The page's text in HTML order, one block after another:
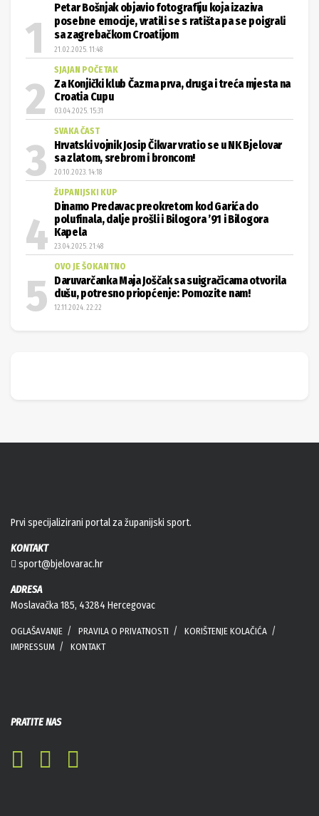
Petar Bošnjak objavio fotografiju koja izaziva
posebne emocije, vratili se s ratišta pa se poigrali
sa zagrebačkom Croatijom
21.02.2025. 11:48
SJAJAN POČETAK
Za Konjički klub Čazma prva, druga i treća mjesta na
Croatia Cupu
03.04.2025. 15:31
SVAKA ČAST
Hrvatski vojnik Josip Čikvar vratio se u NK Bjelovar
sa zlatom, srebrom i broncom!
20.10.2023. 14:18
ŽUPANIJSKI KUP
Dinamo Predavac preokretom kod Garića do
polufinala, dalje prošli i Bilogora ’91 i Bilogora
Kapela
23.04.2025. 21:48
OVO JE ŠOKANTNO
Daruvarčanka Maja Joščak sa suigračicama otvorila
dušu, potresno priopćenje: Pomozite nam!
12.11.2024. 22:22
Prvi specijalizirani portal za županijski sport.
KONTAKT
sport@bjelovarac.hr
ADRESA
Moslavačka 185, 43284 Hercegovac
OGLAŠAVANJE PRAVILA O PRIVATNOSTI
KORIŠTENJE KOLAČIĆA
IMPRESSUM
KONTAKT
PRATITE NAS